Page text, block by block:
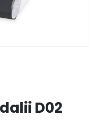
D02